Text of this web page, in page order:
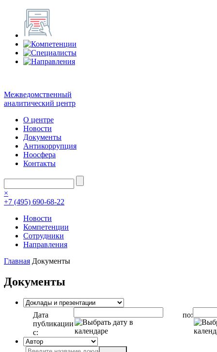
Межведомственный
аналитический центр
О центре
Новости
Документы
Антикоррупция
Ноосфера
Контакты
×
+7 (495) 690-68-22
Новости
Компетенции
Сотрудники
Направления
Главная Документы
Документы
Дата
публикации
с:
по: